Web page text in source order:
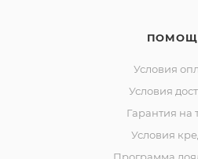
Условия
Условия
Гарантия на
Условия